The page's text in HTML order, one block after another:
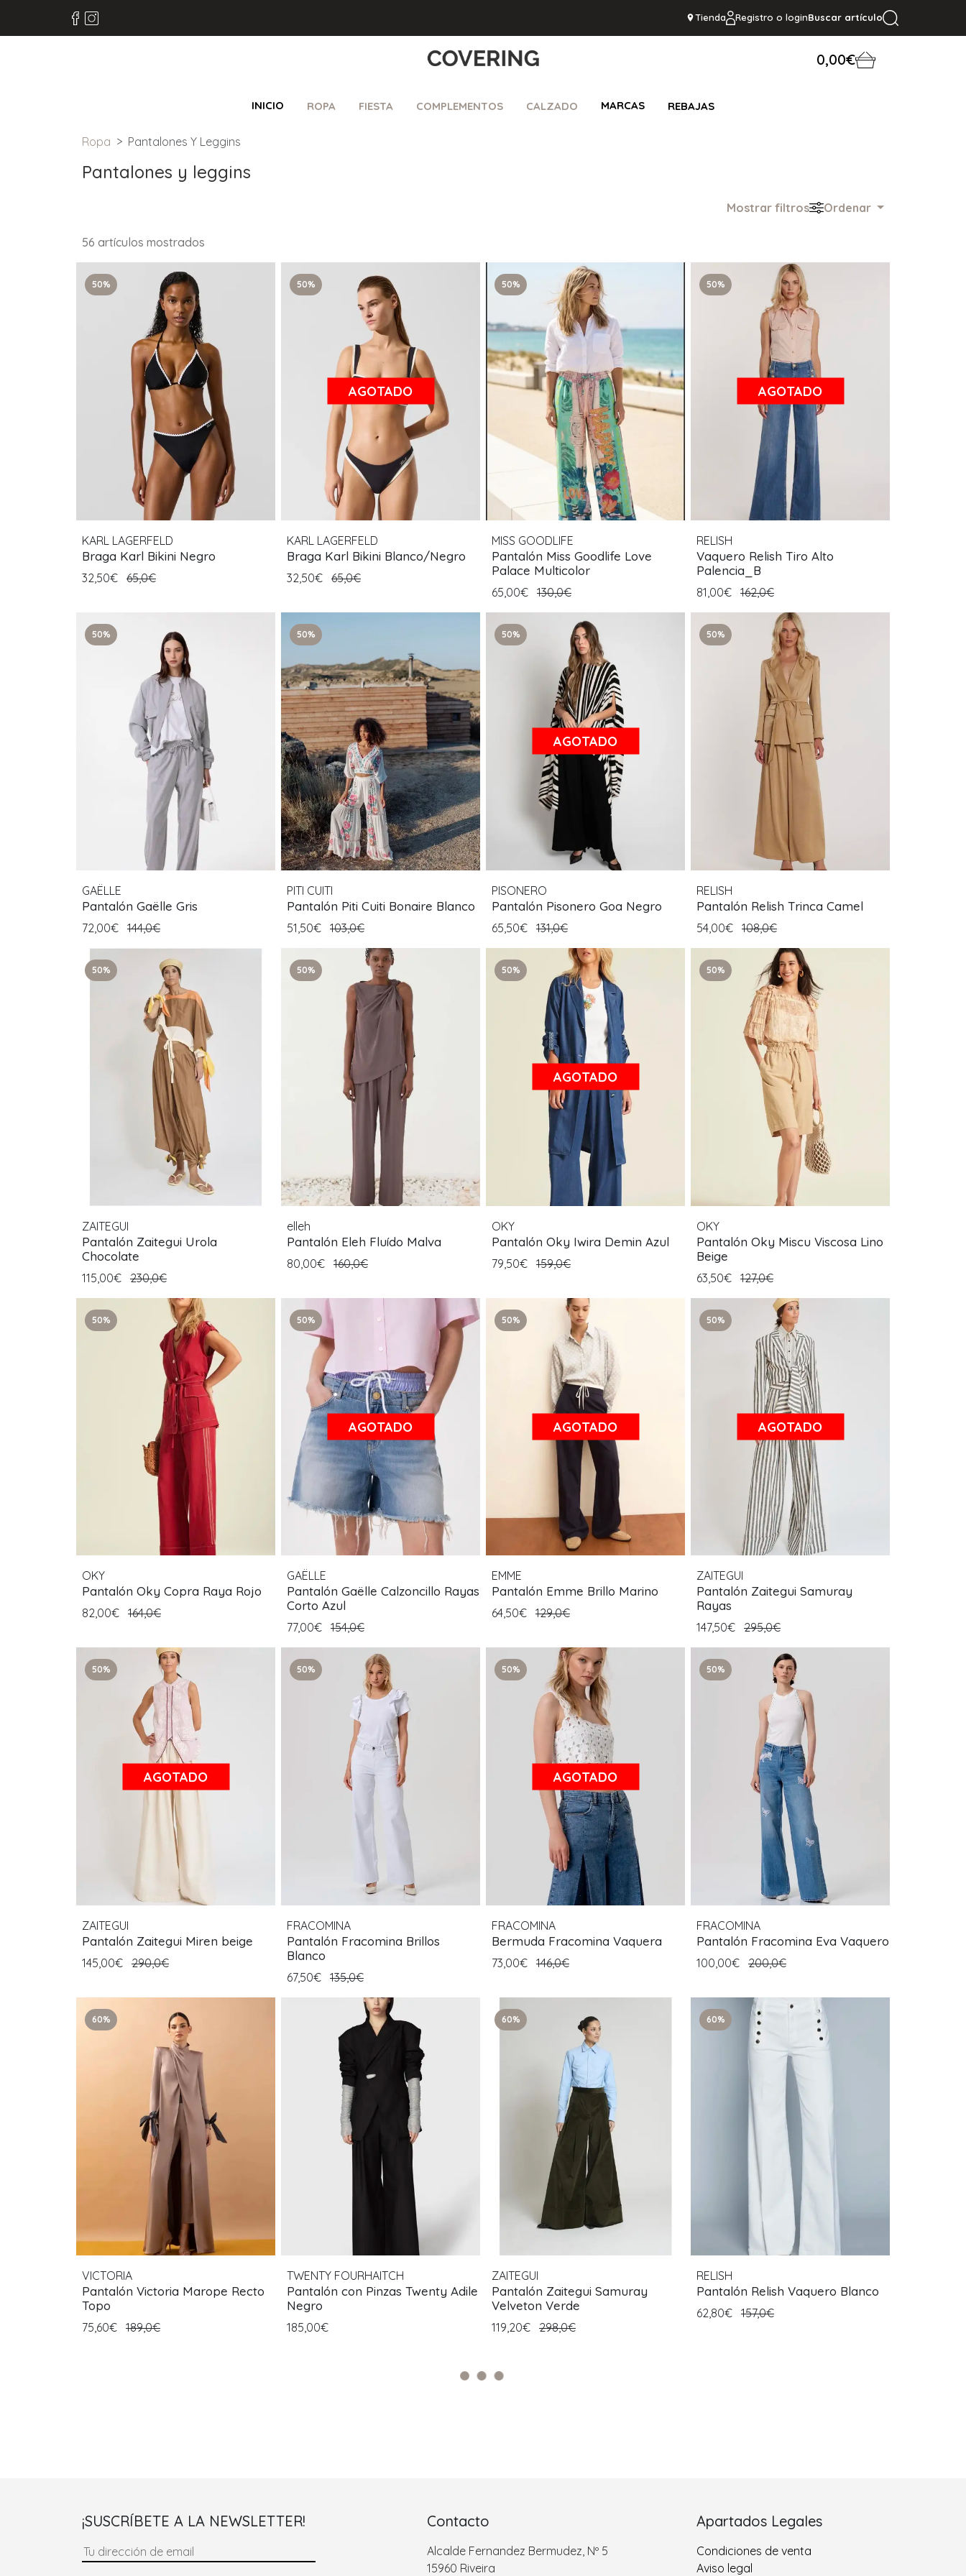
Tienda Registro o loginBuscar artículo
0,00€
INICIO ROPA FIESTA COMPLEMENTOS CALZADO MARCAS REBAJAS
Ropa Pantalones Y Leggins
Pantalones y leggins
Mostrar filtros Ordenar
56 artículos mostrados
50%
KARL LAGERFELD
Braga Karl Bikini Negro
32,50€ 65,0€
50%
AGOTADO
KARL LAGERFELD
Braga Karl Bikini Blanco/Negro
32,50€ 65,0€
50%
MISS GOODLIFE
Pantalón Miss Goodlife Love
Palace Multicolor
65,00€ 130,0€
50%
AGOTADO
RELISH
Vaquero Relish Tiro Alto
Palencia_B
81,00€ 162,0€
50%
GAËLLE
Pantalón Gaëlle Gris
72,00€ 144,0€
50%
PITI CUITI
Pantalón Piti Cuiti Bonaire Blanco
51,50€ 103,0€
50%
AGOTADO
PISONERO
Pantalón Pisonero Goa Negro
65,50€ 131,0€
50%
RELISH
Pantalón Relish Trinca Camel
54,00€ 108,0€
50%
ZAITEGUI
Pantalón Zaitegui Urola
Chocolate
115,00€ 230,0€
50%
elleh
Pantalón Eleh Fluído Malva
80,00€ 160,0€
50%
AGOTADO
OKY
Pantalón Oky Iwira Demin Azul
79,50€ 159,0€
50%
OKY
Pantalón Oky Miscu Viscosa Lino
Beige
63,50€ 127,0€
50%
OKY
Pantalón Oky Copra Raya Rojo
82,00€ 164,0€
50%
AGOTADO
GAËLLE
Pantalón Gaëlle Calzoncillo Rayas
Corto Azul
77,00€ 154,0€
50%
AGOTADO
EMME
Pantalón Emme Brillo Marino
64,50€ 129,0€
50%
AGOTADO
ZAITEGUI
Pantalón Zaitegui Samuray
Rayas
147,50€ 295,0€
50%
AGOTADO
ZAITEGUI
Pantalón Zaitegui Miren beige
145,00€ 290,0€
50%
FRACOMINA
Pantalón Fracomina Brillos
Blanco
67,50€ 135,0€
50%
AGOTADO
FRACOMINA
Bermuda Fracomina Vaquera
73,00€ 146,0€
50%
FRACOMINA
Pantalón Fracomina Eva Vaquero
100,00€ 200,0€
60%
VICTORIA
Pantalón Victoria Marope Recto
Topo
75,60€ 189,0€
TWENTY FOURHAITCH
Pantalón con Pinzas Twenty Adile
Negro
185,00€
60%
ZAITEGUI
Pantalón Zaitegui Samuray
Velveton Verde
119,20€ 298,0€
60%
RELISH
Pantalón Relish Vaquero Blanco
62,80€ 157,0€
¡SUSCRÍBETE A LA NEWSLETTER! Contacto
Alcalde Fernandez Bermudez, Nº 5
15960 Riveira
Apartados Legales
Condiciones de venta
Aviso legal